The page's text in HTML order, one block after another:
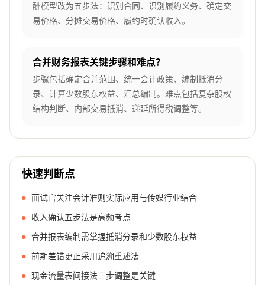
酬模型改为五步法：识别合同、识别履约义务、确定交
易价格、分摊交易价格、履约时确认收入。
合并财务报表关键步骤和难点？
步骤包括确定合并范围、统一会计政策、编制抵消分
录、计算少数股东权益、汇总编制。难点包括复杂股权
结构判断、内部交易抵消、递延所得税调整等。
快速判断点
面试官关注会计准则实际应用与传媒行业结合
收入确认五步法是高频考点
合并报表编制需掌握抵消分录和少数股东权益
前期差错更正采用追溯重述法
现金流量表间接法三步调整是关键